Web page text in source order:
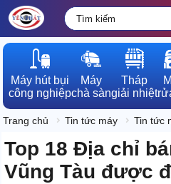
Máy hút bụi
công nghiệp
Máy
chà sàn
Tháp
giải nhiệt
Trang chủ Tin tức máy Tin tức
Top 18 Địa chỉ
Vũng Tàu được